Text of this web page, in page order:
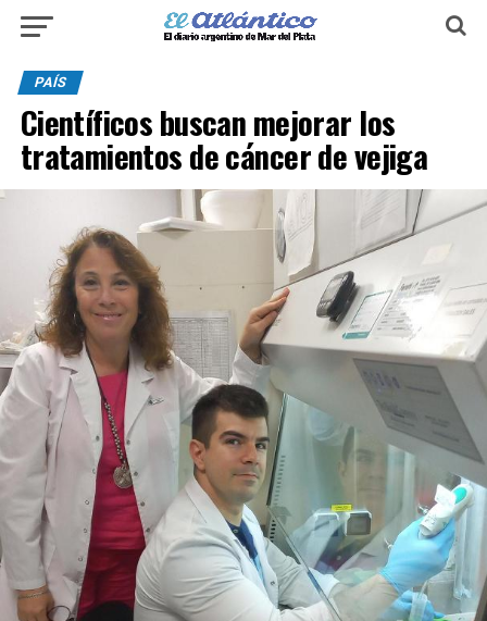
PAÍS
Científicos buscan mejorar los
tratamientos de cáncer de vejiga